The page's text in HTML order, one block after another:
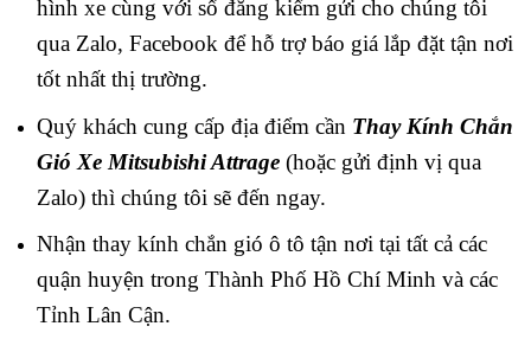
hình xe cùng với sổ đăng kiểm gửi cho chúng tôi
qua Zalo, Facebook để hỗ trợ báo giá lắp đặt tận nơi
tốt nhất thị trường.
Quý khách cung cấp địa điểm cần Thay Kính Chắn
Gió Xe Mitsubishi Attrage(hoặc gửi định vị qua
Zalo) thì chúng tôi sẽ đến ngay.
Nhận thay kính chắn gió ô tô tận nơi tại tất cả các
quận huyện trong Thành Phố Hồ Chí Minh và các
Tỉnh Lân Cận.